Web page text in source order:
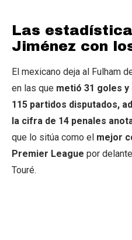
Las
Jiménez con
El mexicano deja al Fulham
en las que metió 31 goles
115 partidos disputados,
la cifra de 14 penales
que lo sitúa como el mejor
Premier League por
Touré.